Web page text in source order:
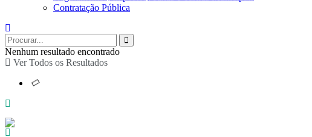
Contratação Pública
Nenhum resultado encontrado
Ver Todos os Resultados